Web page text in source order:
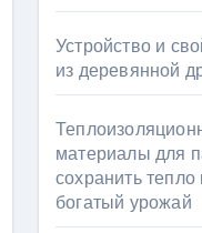
Устройство и
из деревянной
материалы для
сохранить тепло
богатый урожай